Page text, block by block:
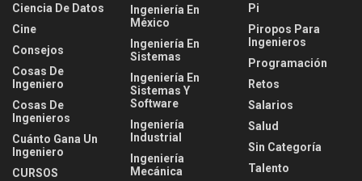
Ciencia De Datos
Cine
Consejos
Cosas De
Ingeniero
Cosas De
Ingenieros
Cuánto Gana Un
Ingeniero
CURSOS
Ingeniería En
México
Ingeniería En
Sistemas
Ingeniería En
Sistemas Y
Software
Ingeniería
Industrial
Ingeniería
Mecánica
Pi
Piropos Para
Ingenieros
Programación
Retos
Salarios
Salud
Sin Categoría
Talento